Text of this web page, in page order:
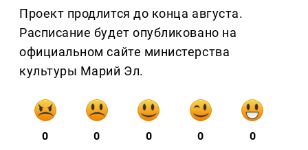
Проект продлится до конца августа.
Расписание будет опубликовано на
официальном сайте министерства
культуры Марий Эл.
0 0 0 0 0